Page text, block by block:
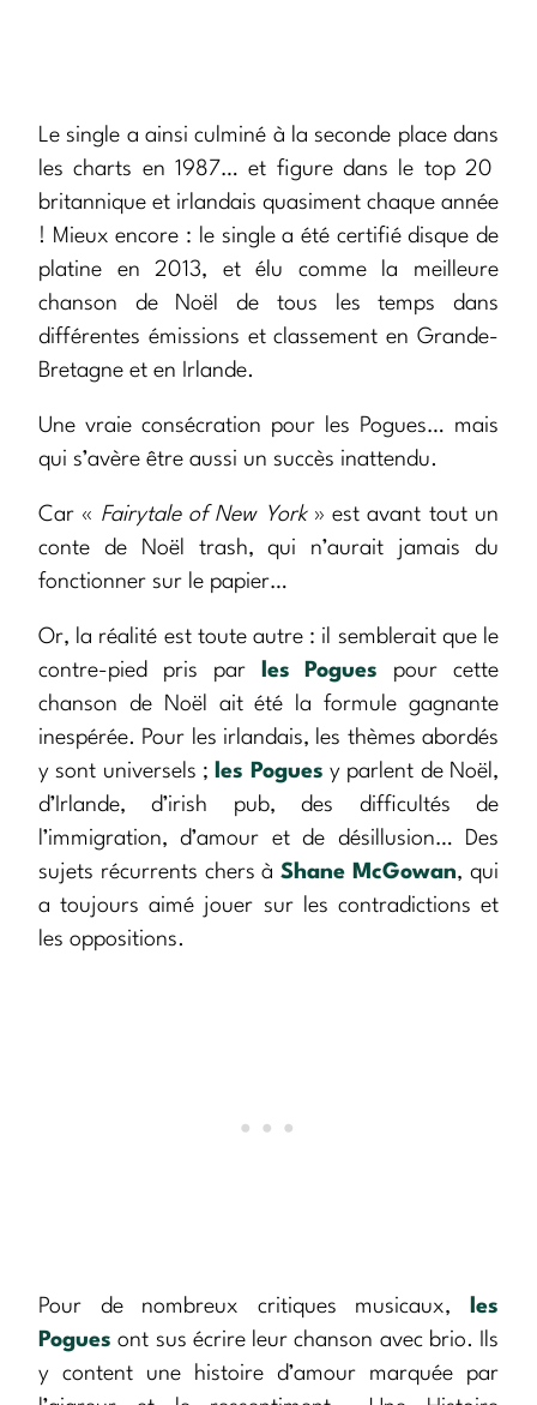
Le single a ainsi culminé à la seconde place dans
les charts en 1987… et figure dans le top 20
britannique et irlandais quasiment chaque année
! Mieux encore : le single a été certifié disque de
platine en 2013, et élu comme la meilleure
chanson de Noël de tous les temps dans
différentes émissions et classement en Grande-
Bretagne et en Irlande.
Une vraie consécration pour les Pogues… mais
qui s’avère être aussi un succès inattendu.
Car « Fairytale of New York» est avant tout un
conte de Noël trash, qui n’aurait jamais du
fonctionner sur le papier…
Or, la réalité est toute autre : il semblerait que le
contre-pied pris par
les Pogues pour cette
chanson de Noël ait été la formule gagnante
inespérée. Pour les irlandais, les thèmes abordés
y sont universels ;
les Pogues y parlent de Noël,
d’Irlande, d’irish pub, des difficultés de
l’immigration, d’amour et de désillusion… Des
sujets récurrents chers àShane McGowan, qui
a toujours aimé jouer sur les contradictions et
les oppositions.
Pour de nombreux critiques musicaux,
les
Pogues ont sus écrire leur chanson avec brio. Ils
y content une histoire d’amour marquée par